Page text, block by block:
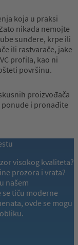
koja u praksi
nikada nemojte
sunđere, krpe ili
ili rastvarače, jake
profila, kao ni
površinu.
proizvođača
i pronađite
visokog kvaliteta?
prozora i vrata?
našem
se tiču moderne
ovde se mogu